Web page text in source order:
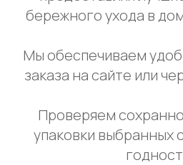
бережного ухода в
Мы обеспечиваем
заказа на сайте или
Проверяем
упаковки выбранных